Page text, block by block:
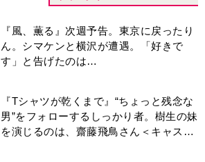
『風、薫る』次週予告。東京に戻ったり
ん。シマケンと横沢が遭遇。「好きで
す」と告げたのは…
『Tシャツが乾くまで』“ちょっと残念な
男”をフォローするしっかり者。樹生の妹
を演じるのは、齋藤飛鳥さん＜キャスト